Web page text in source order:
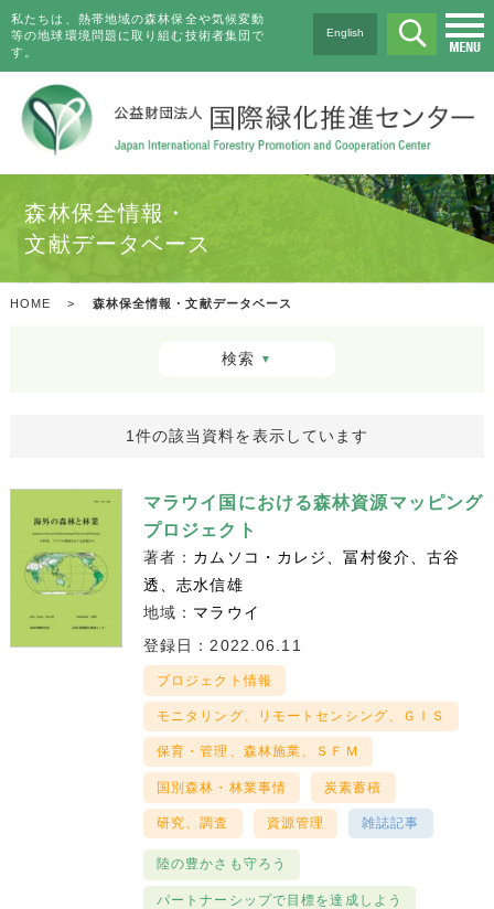
私たちは、熱帯地域の森林保全や気候変動
等の地球環境問題に取り組む技術者集団で
す。
English
森林保全情報・
文献データベース
HOME > 森林保全情報・文献データベース
検索 ▼
1件の該当資料を表示しています
マラウイ国における森林資源マッピング
プロジェクト
著者： カムソコ・カレジ 冨村俊介
古谷
透
志水信雄
地域： マラウイ
登録日：2022.06.11
プロジェクト情報
モニタリング、リモートセンシング、ＧＩＳ
保育・管理、森林施業、ＳＦＭ
国別森林・林業事情 炭素蓄積
研究、調査 資源管理 雑誌記事
陸の豊かさも守ろう
パートナーシップで目標を達成しよう